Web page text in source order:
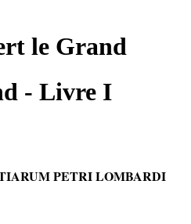
le Grand
- Livre I
PETRI LOMBARDI